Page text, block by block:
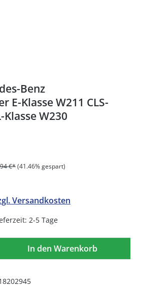
Benz
E-Klasse W211 CLS-
Klasse W230
€*(41.46% gespart)
Versandkosten
2-5 Tage
Gib den
In den Warenkorb